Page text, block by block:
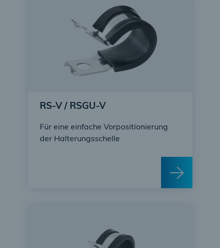
RS-V / RSGU-V
Für eine einfache Vorpositionierung
der Halterungsschelle